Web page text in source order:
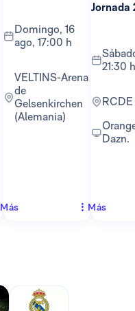
domingo, 16
ago, 17:00 h
VELTINS-Arena
de
Gelsenkirchen
(Alemania)
Más
Jornada
sábado, 22 ago,
21:30 h
Orange TV y
Dazn.
Más